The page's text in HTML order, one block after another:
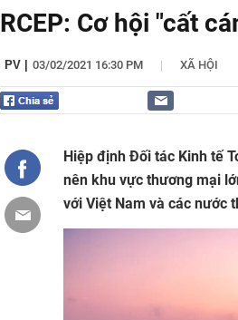
RCEP: Cơ hội "cất
PV 03/02/2021 16:30 PM | XÃ HỘI
Hiệp định Đối tác Kinh tế
nên khu vực thương mại
với Việt Nam và các nước